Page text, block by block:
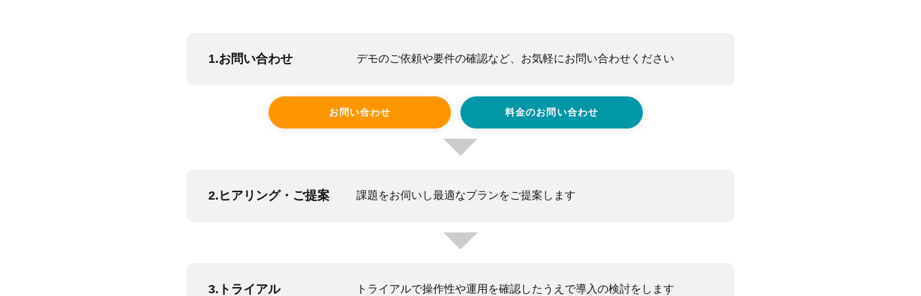
1.お問い合わせ デモのご依頼や要件の確認など、お気軽にお問い合わせください
お問い合わせ 料金のお問い合わせ
2.ヒアリング・ご提案 課題をお伺いし最適なプランをご提案します
3.トライアル トライアルで操作性や運用を確認したうえで導入の検討をします